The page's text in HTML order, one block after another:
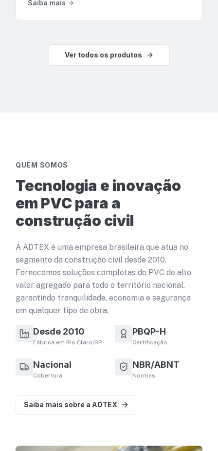
Saiba mais
Ver todos os produtos
QUEM SOMOS
Tecnologia e inovação
em PVC para a
construção civil
A ADTEX é uma empresa brasileira que atua no
segmento da construção civil desde 2010.
Fornecemos soluções completas de PVC de alto
valor agregado para todo o território nacional,
garantindo tranquilidade, economia e segurança
em qualquer tipo de obra.
Desde 2010
Fábrica em Rio Claro/SP
PBQP-H
Certificação
Nacional
Cobertura
NBR/ABNT
Normas
Saiba mais sobre a ADTEX